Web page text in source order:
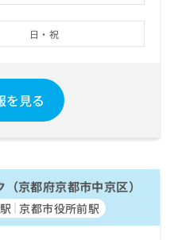
日・祝
を見る
京都府京都市中京区）
京都市役所前駅